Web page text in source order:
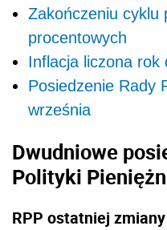
Zakończeniu cyklu
procentowych
Inflacja liczona rok
Posiedzenie Rady
września
Dwudniowe
Polityki
RPP ostatniej